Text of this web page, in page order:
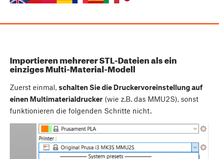
Importieren mehrerer STL-Dateien als ein
einziges Multi-Material-Modell
Zuerst einmal, schalten Sie die Druckervoreinstellung auf
einen Multimaterialdrucker (wie z.B. das MMU2S), sonst
funktionieren die folgenden Schritte nicht.